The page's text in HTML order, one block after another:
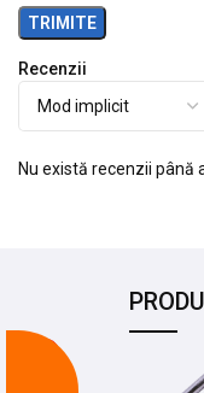
Recenzii
Nu există recenzii până